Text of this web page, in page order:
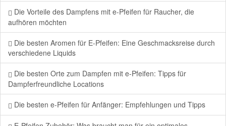
Die Vorteile des Dampfens mit e-Pfeifen für Raucher, die
aufhören möchten
Die besten Aromen für E-Pfeifen: Eine Geschmacksreise durch
verschiedene Liquids
Die besten Orte zum Dampfen mit e-Pfeifen: Tipps für
Dampferfreundliche Locations
Die besten e-Pfeifen für Anfänger: Empfehlungen und Tipps